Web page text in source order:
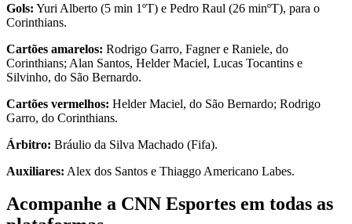
Gols: Yuri Alberto (5 min 1ºT) e Pedro Raul (26 minºT), para o
Corinthians.
Cartões amarelos: Rodrigo Garro, Fagner e Raniele, do
Corinthians; Alan Santos, Helder Maciel, Lucas Tocantins e
Silvinho, do São Bernardo.
Cartões vermelhos: Helder Maciel, do São Bernardo; Rodrigo
Garro, do Corinthians.
Árbitro: Bráulio da Silva Machado (Fifa).
Auxiliares: Alex dos Santos e Thiaggo Americano Labes.
Acompanhe a CNN Esportes em todas as